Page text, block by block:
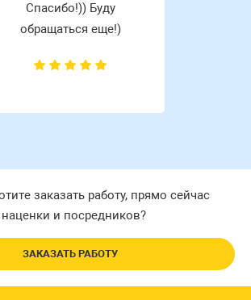
Спасибо!)) Буду
обращаться еще!)
заказать работу, прямо сейчас
наценки и посредников?
ЗАКАЗАТЬ РАБОТУ